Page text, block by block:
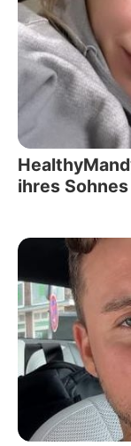
ihres Sohnes